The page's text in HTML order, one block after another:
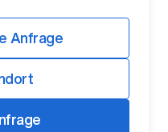
Anfrage